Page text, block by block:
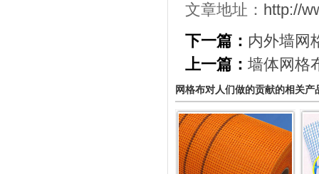
文章地址： http://
下一篇： 内外墙网
上一篇： 墙体网格
网格布对人们做的贡献的相关产